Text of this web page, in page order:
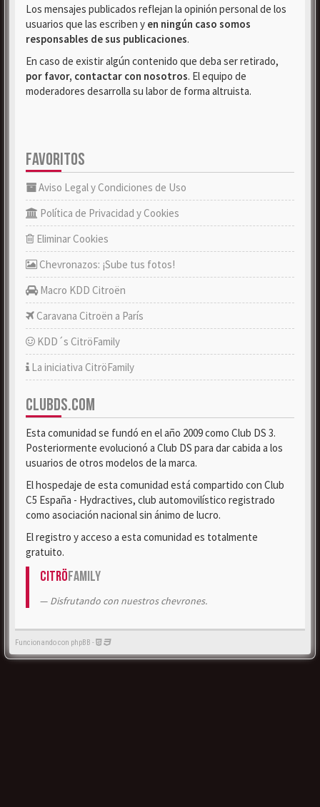
Los mensajes publicados reflejan la opinión personal de los
usuarios que las escriben y en ningún caso somos
responsables de sus publicaciones.
En caso de existir algún contenido que deba ser retirado,
por favor, contactar con nosotros. El equipo de
moderadores desarrolla su labor de forma altruista.
FAVORITOS
Aviso Legal y Condiciones de Uso
Política de Privacidad y Cookies
Eliminar Cookies
Chevronazos: ¡Sube tus fotos!
Macro KDD Citroën
Caravana Citroën a París
KDD´s CitröFamily
La iniciativa CitröFamily
CLUBDS.COM
Esta comunidad se fundó en el año 2009 como Club DS 3.
Posteriormente evolucionó a Club DS para dar cabida a los
usuarios de otros modelos de la marca.
El hospedaje de esta comunidad está compartido con Club
C5 España - Hydractives, club automovilístico registrado
como asociación nacional sin ánimo de lucro.
El registro y acceso a esta comunidad es totalmente
gratuito.
CitröFamily
Disfrutando con nuestros chevrones.
Funcionando con phpBB -